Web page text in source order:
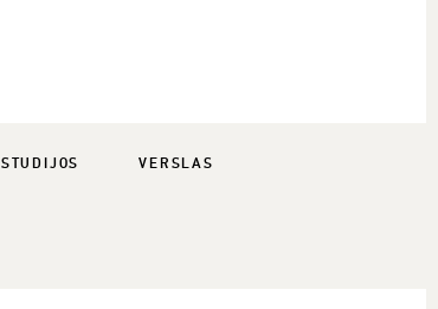
STUDIJOS VERSLAS